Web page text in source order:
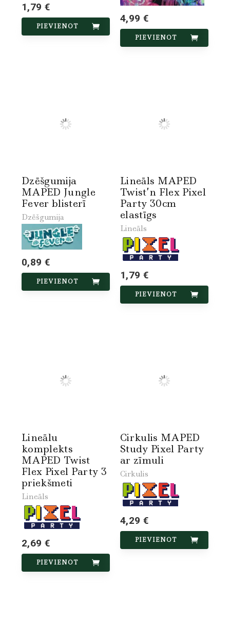
1,79 €
PIEVIENOT
4,99 €
PIEVIENOT
Dzēšgumija
MAPED Jungle
Fever blisterī
Dzēšgumija
0,89 €
PIEVIENOT
Lineāls MAPED
Twist’n Flex Pixel
Party 30cm
elastīgs
Lineāls
1,79 €
PIEVIENOT
Lineālu
komplekts
MAPED Twist
Flex Pixel Party 3
priekšmeti
Lineāls
2,69 €
PIEVIENOT
Cirkulis MAPED
Study Pixel Party
ar zīmuli
Cirkulis
4,29 €
PIEVIENOT